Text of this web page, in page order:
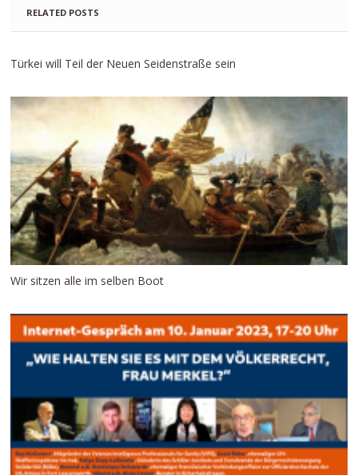
RELATED POSTS
Türkei will Teil der Neuen Seidenstraße sein
Wir sitzen alle im selben Boot